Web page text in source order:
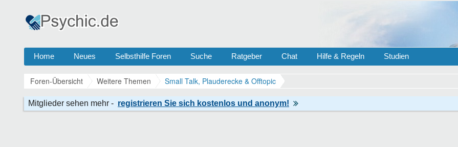
Home Neues Selbsthilfe Foren Suche Ratgeber Chat Hilfe & Regeln Studien
Foren-Übersicht Weitere Themen Small Talk, Plauderecke & Offtopic